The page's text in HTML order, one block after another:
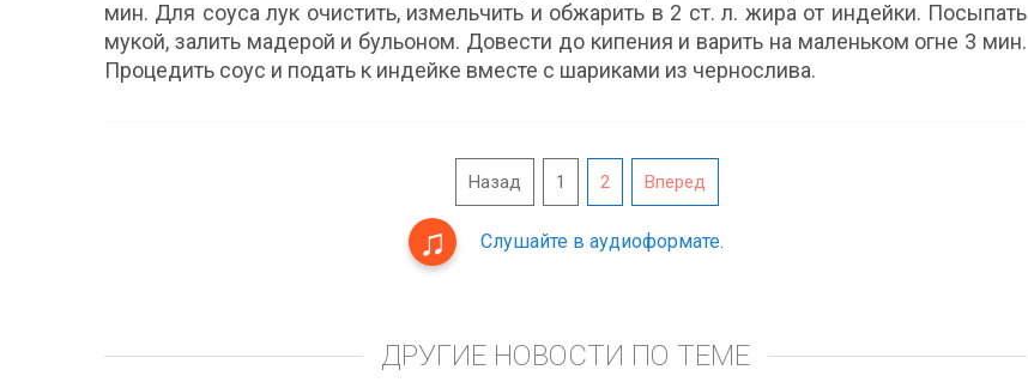
мин. Для соуса лук очистить, измельчить и обжарить в 2 ст. л. жира от индейки. Посыпать
мукой, залить мадерой и бульоном. Довести до кипения и варить на маленьком огне 3 мин.
Процедить соус и подать к индейке вместе с шариками из чернослива.
Назад 1 2 Вперед
Слушайте в аудиоформате.
ДРУГИЕ НОВОСТИ ПО ТЕМЕ